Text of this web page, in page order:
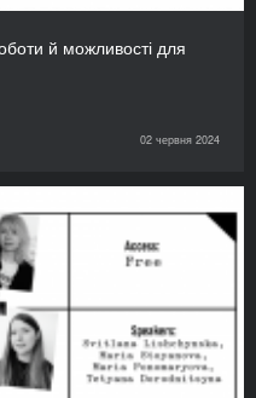
й можливості для
02 червня 2024